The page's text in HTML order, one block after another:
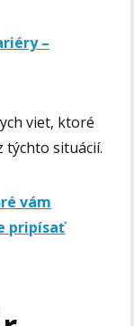
–
viet, ktoré
týchto situácií.
vám
pripísať